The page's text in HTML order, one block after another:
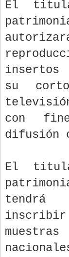
El
insertos
su
con
difusión
El
inscribir